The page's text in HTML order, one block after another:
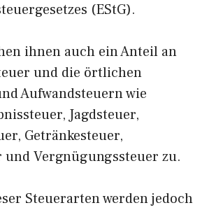
(EStG).
ihnen auch ein Anteil an
und die örtlichen
Aufwandsteuern wie
Jagdsteuer,
Getränkesteuer,
und Vergnügungssteuer zu.
Steuerarten werden jedoch